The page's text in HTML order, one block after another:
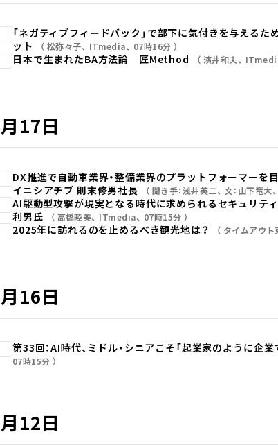
「ネガティブフィードバック」で部下に気付きを与える
ット
松弥々子 ITmedia
07時16分
日本で生まれたBA方法論 匠Method 濱井和夫
17日
DX推進で自動車業界・整備業界のプラットフォーマーを
イニシアチブ 則末修男社長
聞き手：浅井英二 文：山下竜大
AI駆動型攻撃が現実となる時代に求められるセキュリティ
利男氏
高橋睦美 ITmedia
07時15分
2025年に訪れるのを止めるべき観光地は？ タイムアウト
16日
第33回：AI時代、ミドル・シニアこそ「起業家のように企業
07時15分
12日